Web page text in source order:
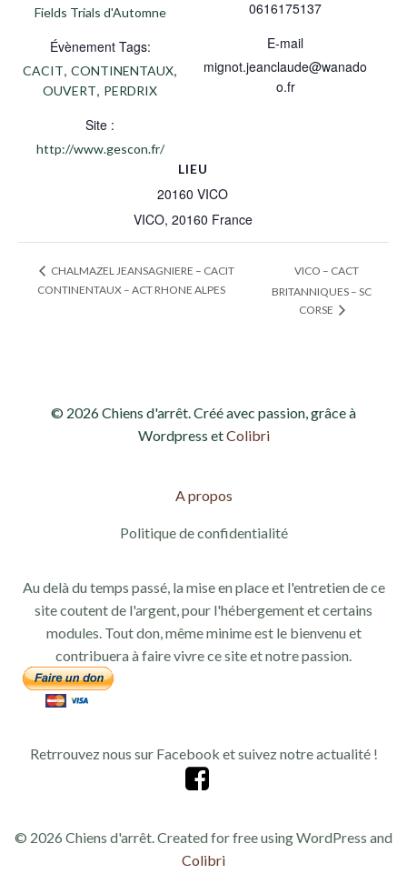
Fields Trials d'Automne
Évènement Tags:
CACIT, CONTINENTAUX,
OUVERT, PERDRIX
Site :
http://www.gescon.fr/
LIEU
20160 VICO
VICO, 20160 France
0616175137
E-mail
mignot.jeanclaude@wanado
o.fr
CHALMAZEL JEANSAGNIERE – CACIT
CONTINENTAUX – ACT RHONE ALPES
VICO – CACT
BRITANNIQUES – SC
CORSE
© 2026 Chiens d'arrêt. Créé avec passion, grâce à
Wordpress etColibri
A propos
Politique de confidentialité
Au delà du temps passé, la mise en place et l'entretien de ce
site coutent de l'argent, pour l'hébergement et certains
modules. Tout don, même minime est le bienvenu et
contribuera à faire vivre ce site et notre passion.
Retrrouvez nous sur Facebook et suivez notre actualité !
© 2026 Chiens d'arrêt. Created for free using WordPress and
Colibri